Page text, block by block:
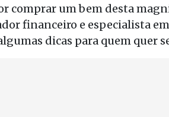
comprar um bem desta
financeiro e especialista
dicas para quem quer